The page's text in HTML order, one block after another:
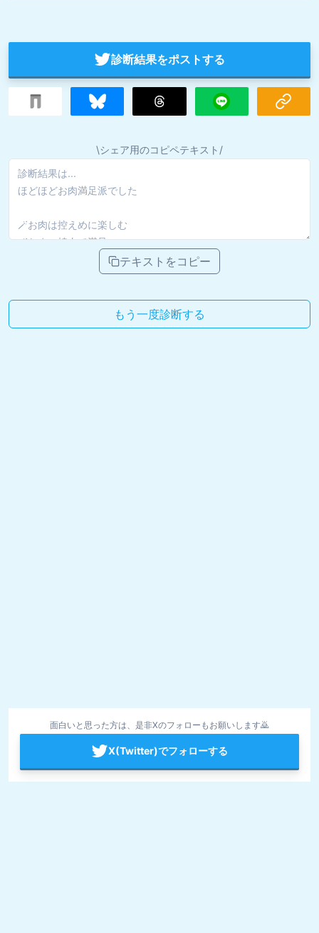
診断結果をポストする
\シェア用のコピペテキスト/
テキストをコピー
もう一度診断する
面白いと思った方は、是非Xのフォローもお願いします🙇
X(Twitter)でフォローする